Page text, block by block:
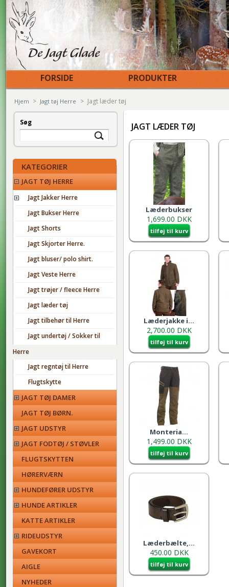
FORSIDE PRODUKTER
Søg
KATEGORIER
JAGT TØJ HERRE
Jagt Jakker Herre
Jagt Bukser Herre
Jagt Shorts
Jagt Skjorter Herre.
Jagt bluser/ polo shirt.
Jagt Veste Herre
Jagt trøjer / fleece Herre
Jagt læder tøj
Jagt tilbehør til Herre
Jagt undertøj / Sokker til
Herre
Jagt regntøj til Herre
Flugtskytte
JAGT TØJ DAMER
JAGT TØJ BØRN.
JAGT UDSTYR
JAGT FODTØJ / STØVLER
FLUGTSKYTTEN
HØRERVÆRN
HUNDEFØRER UDSTYR
HUNDE ARTIKLER
KATTE ARTIKLER
RIDEUDSTYR
GAVEKORT
AIGLE
NYHEDER
Hjem > Jagt tøj Herre > Jagt læder tøj
JAGT LÆDER TØJ
Læderbukser
1,699.00 DKK
tilføj til kurv
Læderjakke i...
2,700.00 DKK
tilføj til kurv
Monteria...
1,499.00 DKK
tilføj til kurv
Læderbælte,...
450.00 DKK
tilføj til kurv